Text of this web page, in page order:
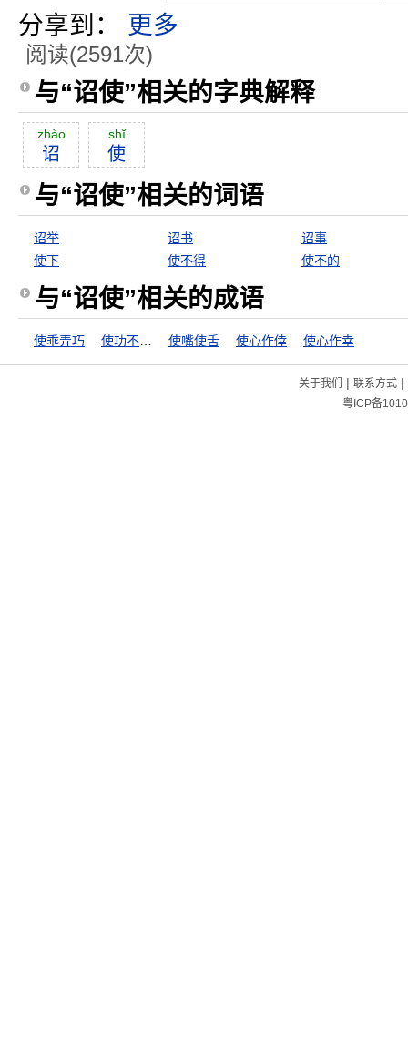
分享到： 更多
阅读(2591次)
与“诏使”相关的字典解释
zhào
诏
shĭ
使
与“诏使”相关的词语
诏举 诏书
诏事
使下
使不得 使不的
与“诏使”相关的成语
使乖弄巧 使嘴使舌 使心作倖 使心作幸
关于我们 | 联系方式|
粤ICP备